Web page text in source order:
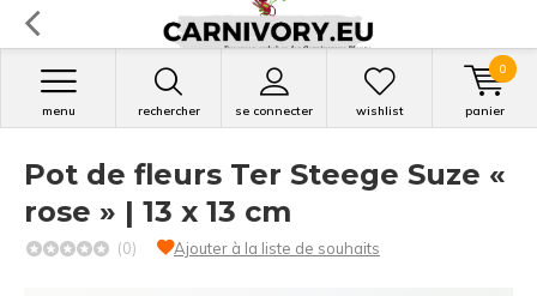
rechercher se connecter
menu wishlist panier
0
Pot de fleurs Ter Steege Suze «
rose » | 13 x 13 cm
(0) Ajouter à la liste de souhaits